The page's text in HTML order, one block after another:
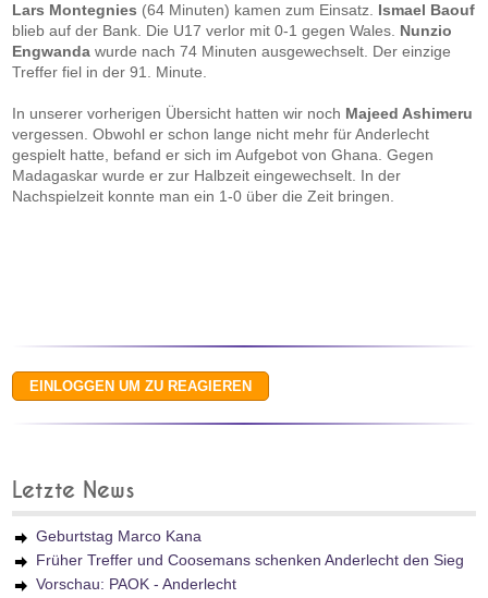
Lars Montegnies (64 Minuten) kamen zum Einsatz. Ismael Baouf
blieb auf der Bank. Die U17 verlor mit 0-1 gegen Wales. Nunzio
Engwanda wurde nach 74 Minuten ausgewechselt. Der einzige
Treffer fiel in der 91. Minute.
In unserer vorherigen Übersicht hatten wir noch Majeed Ashimeru
vergessen. Obwohl er schon lange nicht mehr für Anderlecht
gespielt hatte, befand er sich im Aufgebot von Ghana. Gegen
Madagaskar wurde er zur Halbzeit eingewechselt. In der
Nachspielzeit konnte man ein 1-0 über die Zeit bringen.
Letzte News
Geburtstag Marco Kana
Früher Treffer und Coosemans schenken Anderlecht den Sieg
Vorschau: PAOK - Anderlecht